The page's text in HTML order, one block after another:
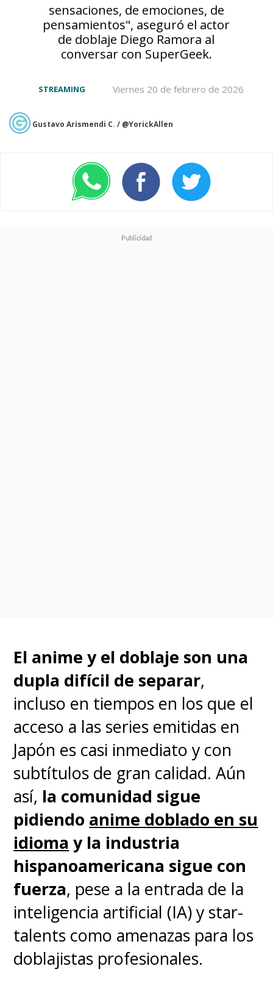
distribución global del
largometraje, el cualtendrá su
29 de octubre.Todo esto
luego de su debut en los cines
el 19 de septiembre.
animación el 11 de octubre de
Mientras que Kensuke Ushio,
quien ya ha trabajado
enDevilman crybabyy Una voz
silenciosa,vuelve en la
música yKazutaka Sugiyama
regresa en los diseños de
personajes.
sensaciones, de emociones, de
pensamientos", aseguró el actor
de doblaje Diego Ramora al
conversar con SuperGeek.
Viernes 20 de febrero de 2026
STREAMING
Gustavo Arismendi C. / @YorickAllen
El anime y el doblaje son una
dupla difícil de separar,
incluso en tiempos en los que el
acceso a las series emitidas en
Japón es casi inmediato y con
subtítulos de gran calidad. Aún
así, la comunidad sigue
pidiendo anime doblado en su
idioma y la industria
hispanoamericana sigue con
fuerza, pese a la entrada de la
inteligencia artificial (IA) y star-
talents como amenazas para los
doblajistas profesionales.